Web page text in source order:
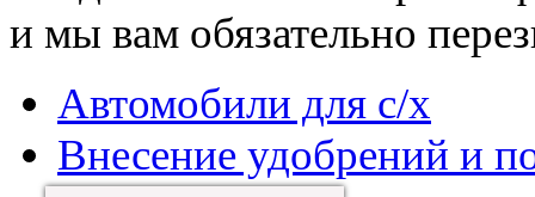
и мы вам обязательно
Автомобили для с/х
Внесение удобрений и